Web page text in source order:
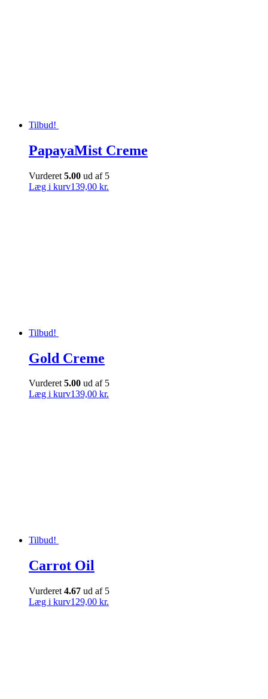
Tilbud!
PapayaMist Creme
Vurderet 5.00 ud af 5
Læg i kurv139,00 kr.
Tilbud!
Gold Creme
Vurderet5.00 ud af 5
Læg i kurv139,00 kr.
Tilbud!
Carrot Oil
Vurderet 4.67 ud af 5
Læg i kurv129,00 kr.